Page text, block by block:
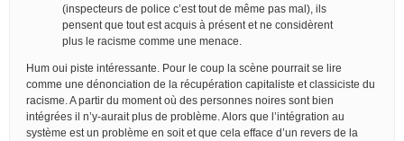
(inspecteurs de police c’est tout de même pas mal), ils
pensent que tout est acquis à présent et ne considèrent
plus le racisme comme une menace.
Hum oui piste intéressante. Pour le coup la scène pourrait se lire
comme une dénonciation de la récupération capitaliste et classiciste du
racisme. A partir du moment où des personnes noires sont bien
intégrées il n’y-aurait plus de problème. Alors que l’intégration au
système est un problème en soit et que cela efface d’un revers de la